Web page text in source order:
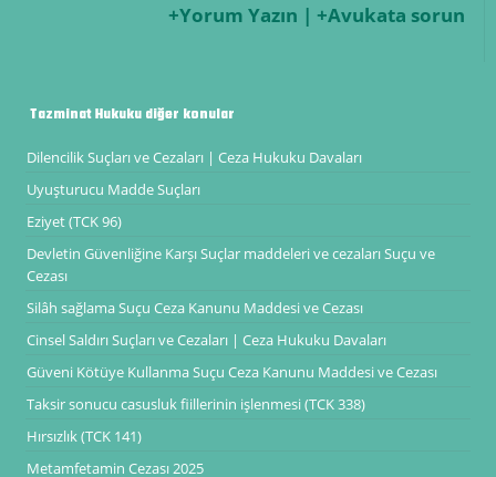
+Yorum Yazın | +Avukata sorun
Tazminat Hukuku diğer konular
Dilencilik Suçları ve Cezaları | Ceza Hukuku Davaları
Uyuşturucu Madde Suçları
Eziyet (TCK 96)
Devletin Güvenliğine Karşı Suçlar maddeleri ve cezaları Suçu ve
Cezası
Silâh sağlama Suçu Ceza Kanunu Maddesi ve Cezası
Cinsel Saldırı Suçları ve Cezaları | Ceza Hukuku Davaları
Güveni Kötüye Kullanma Suçu Ceza Kanunu Maddesi ve Cezası
Taksir sonucu casusluk fiillerinin işlenmesi (TCK 338)
Hırsızlık (TCK 141)
Metamfetamin Cezası 2025